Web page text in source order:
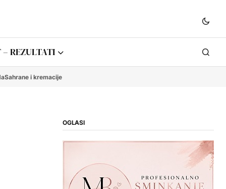
– REZULTATI
Sahrane i kremacije
OGLASI